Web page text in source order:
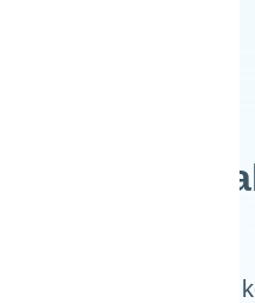
amaran ribut, angin